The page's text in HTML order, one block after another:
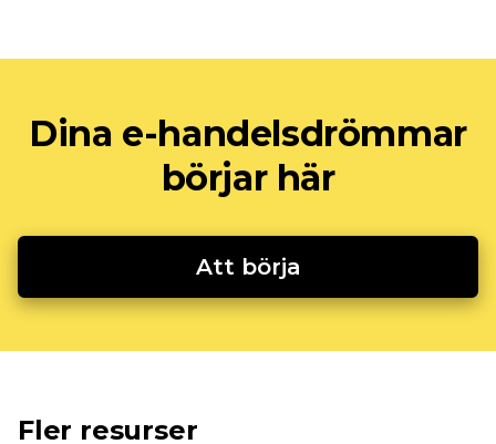
Dina e-handelsdrömmar
börjar här
Att börja
Fler resurser